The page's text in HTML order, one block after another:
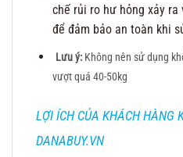
chế rủi ro hư hỏng xảy ra
để đảm bảo an toàn khi
Lưu ý:Không nên sử dụng
vượt quá 40-50kg
LỢI ÍCH CỦA KHÁCH HÀNG
DANABUY.VN